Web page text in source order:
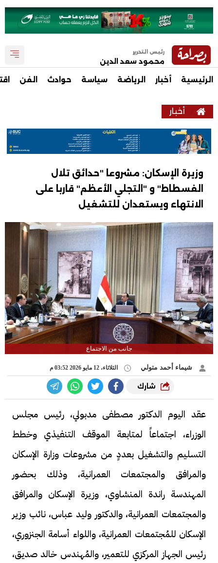
رئيس التحرير
محمود سعد الدين
الرئيسية أخبار الرياضة سياسة حوادث الفن
أخبار
وزيرة الإسكان: مشروعا "حدائق تلال
الفسطاط" و "التجلي الأعظم" قاربا على
الانتهاء ويستعدان للتشغيل
جانب من الاجتماع
شيماء أحمد متولي الثلاثاء، 12 مايو 2026 03:52 م
شارك
عقد اليوم الدكتور مصطفى مدبولي، رئيس مجلس
الوزراء، اجتماعاً لمتابعة الموقف التنفيذي وخطط
التسليم والتشغيل بعددٍ من مشروعات وزارة الإسكان
والمرافق والمجتمعات العمرانية، وذلك بحضور
المهندسة راندة المنشاوي، وزيرة الإسكان والمرافق
والمجتمعات العمرانية، والدكتور وليد عباس، نائب وزير
الإسكان للمُجتمعات العمرانية، واللواء أسامة الجنزوري،
رئيس الجهاز المركزي للتعمير، والمُهندس خالد صديق،